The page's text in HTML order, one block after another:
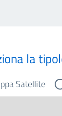
la
Satellite